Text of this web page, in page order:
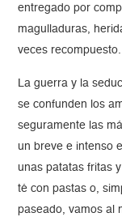
entregado por
magulladuras,
veces recompuesto.
La guerra y la
se confunden los
seguramente las
un breve e intenso
unas patatas fritas
té con pastas o,
paseado, vamos al